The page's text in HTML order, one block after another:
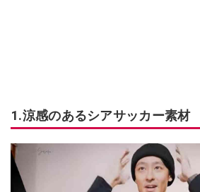
1.涼感のあるシアサッカー素材